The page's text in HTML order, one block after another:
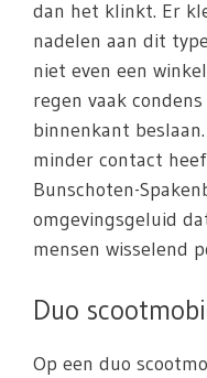
dan het klinkt. Er
nadelen aan dit
niet even een
regen vaak
binnenkant
minder contact
Bunschoten-
omgevingsgeluid
mensen wisselend
Duo
Op een duo